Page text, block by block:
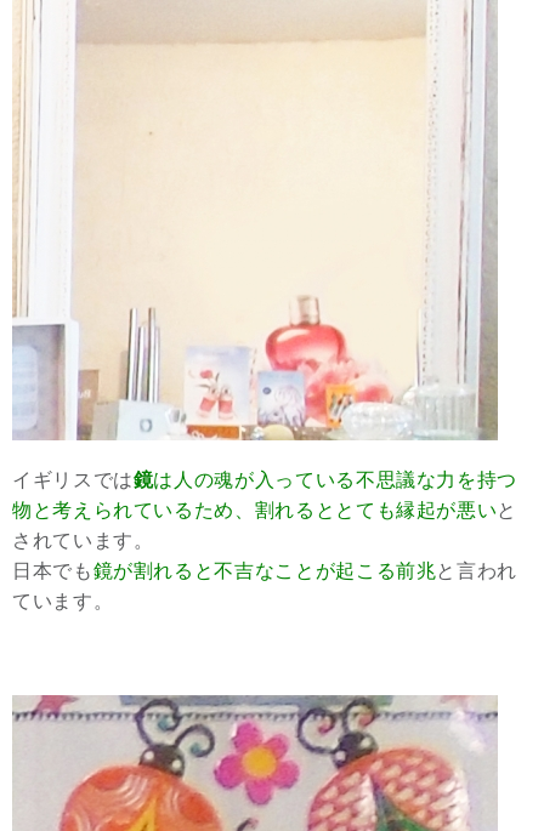
イギリスでは鏡は人の魂が入っている不思議な力を持つ
物と考えられているため、割れるととても縁起が悪いと
されています。
日本でも鏡が割れると不吉なことが起こる前兆と言われ
ています。